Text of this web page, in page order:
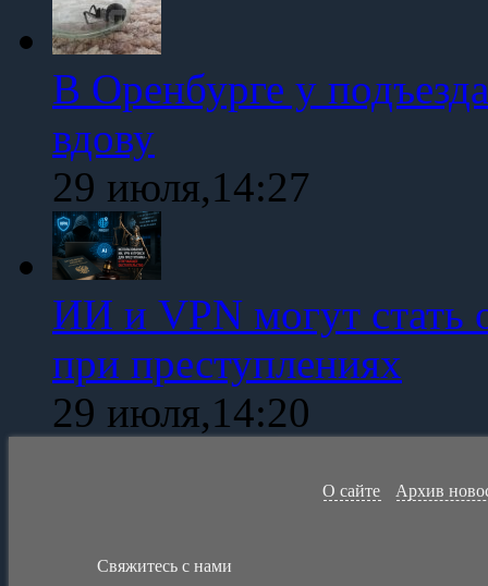
В Оренбурге у
вдову
29 июля,14:27
ИИ и VPN могут стать
при преступлениях
29 июля,14:20
О сайте Архив
Свяжитесь с нами